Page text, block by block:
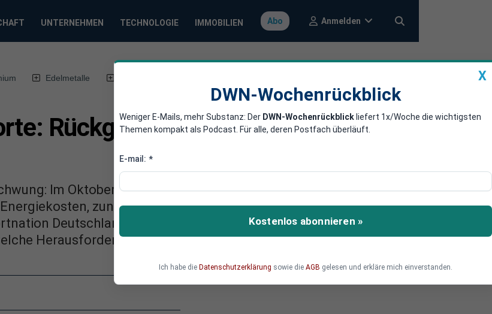
UNTERNEHMEN TECHNOLOGIE IMMOBILIEN Abo Anmelden
Edelmetalle
Rückgang auf wichtigen
Im Oktober schrumpften die Ausfuhren deutlich, vor
zunehmende Konkurrenz und drohende
Deutschland unter Druck. Warum dieser Rückgang
Herausforderungen jetzt bevorstehen, erfahren Sie hier.
X
DWN-Wochenrückblick
Weniger E-Mails, mehr Substanz: Der DWN-Wochenrückblick liefert 1x/Woche die wichtigsten
Themen kompakt als Podcast. Für alle, deren Postfach überläuft.
E-mail: *
Kostenlos abonnieren »
Ich habe die Datenschutzerklärung sowie die AGB gelesen und erkläre mich einverstanden.